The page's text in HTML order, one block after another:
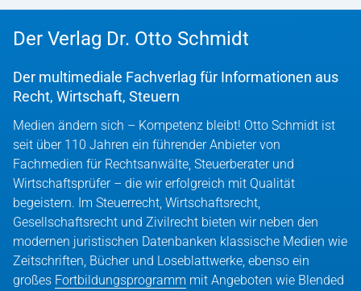
Der Verlag Dr. Otto Schmidt
Der multimediale Fachverlag für Informationen aus
Recht, Wirtschaft, Steuern
Medien ändern sich – Kompetenz bleibt! Otto Schmidt ist
seit über 110 Jahren ein führender Anbieter von
Fachmedien für Rechtsanwälte, Steuerberater und
Wirtschaftsprüfer – die wir erfolgreich mit Qualität
begeistern. Im Steuerrecht, Wirtschaftsrecht,
Gesellschaftsrecht und Zivilrecht bieten wir neben den
modernen juristischen Datenbanken klassische Medien wie
Zeitschriften, Bücher und Loseblattwerke, ebenso ein
großes Fortbildungsprogramm mit Angeboten wie Blended